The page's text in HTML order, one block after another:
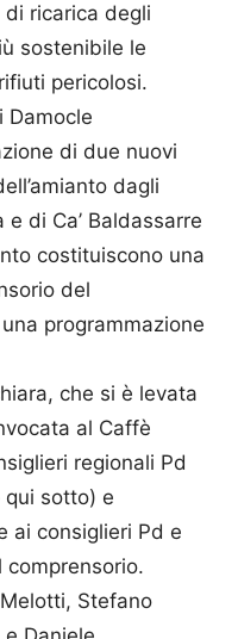
ricarica degli
sostenibile le
pericolosi.
Damocle
di due nuovi
dagli
di Ca’ Baldassarre
costituiscono una
del
programmazione
che si è levata
al Caffè
regionali Pd
qui sotto) e
ai consiglieri Pd e
Stefano